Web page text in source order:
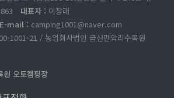
대표자 : 이창래
E-mail : camping1001@naver.com
1001-21 / 농업회사법인 금산만악리수목원
원 오토캠핑장